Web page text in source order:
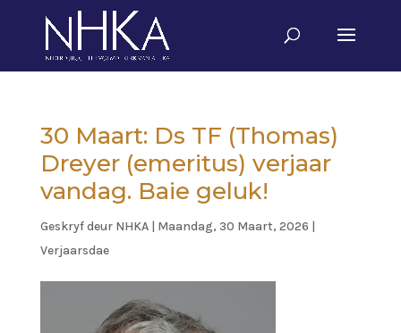
30 Maart: Ds TF (Thomas)
Dreyer (emeritus) verjaar
vandag. Baie geluk!
Geskryf deur NHKA| Maandag, 30 Maart, 2026 |
Verjaarsdae